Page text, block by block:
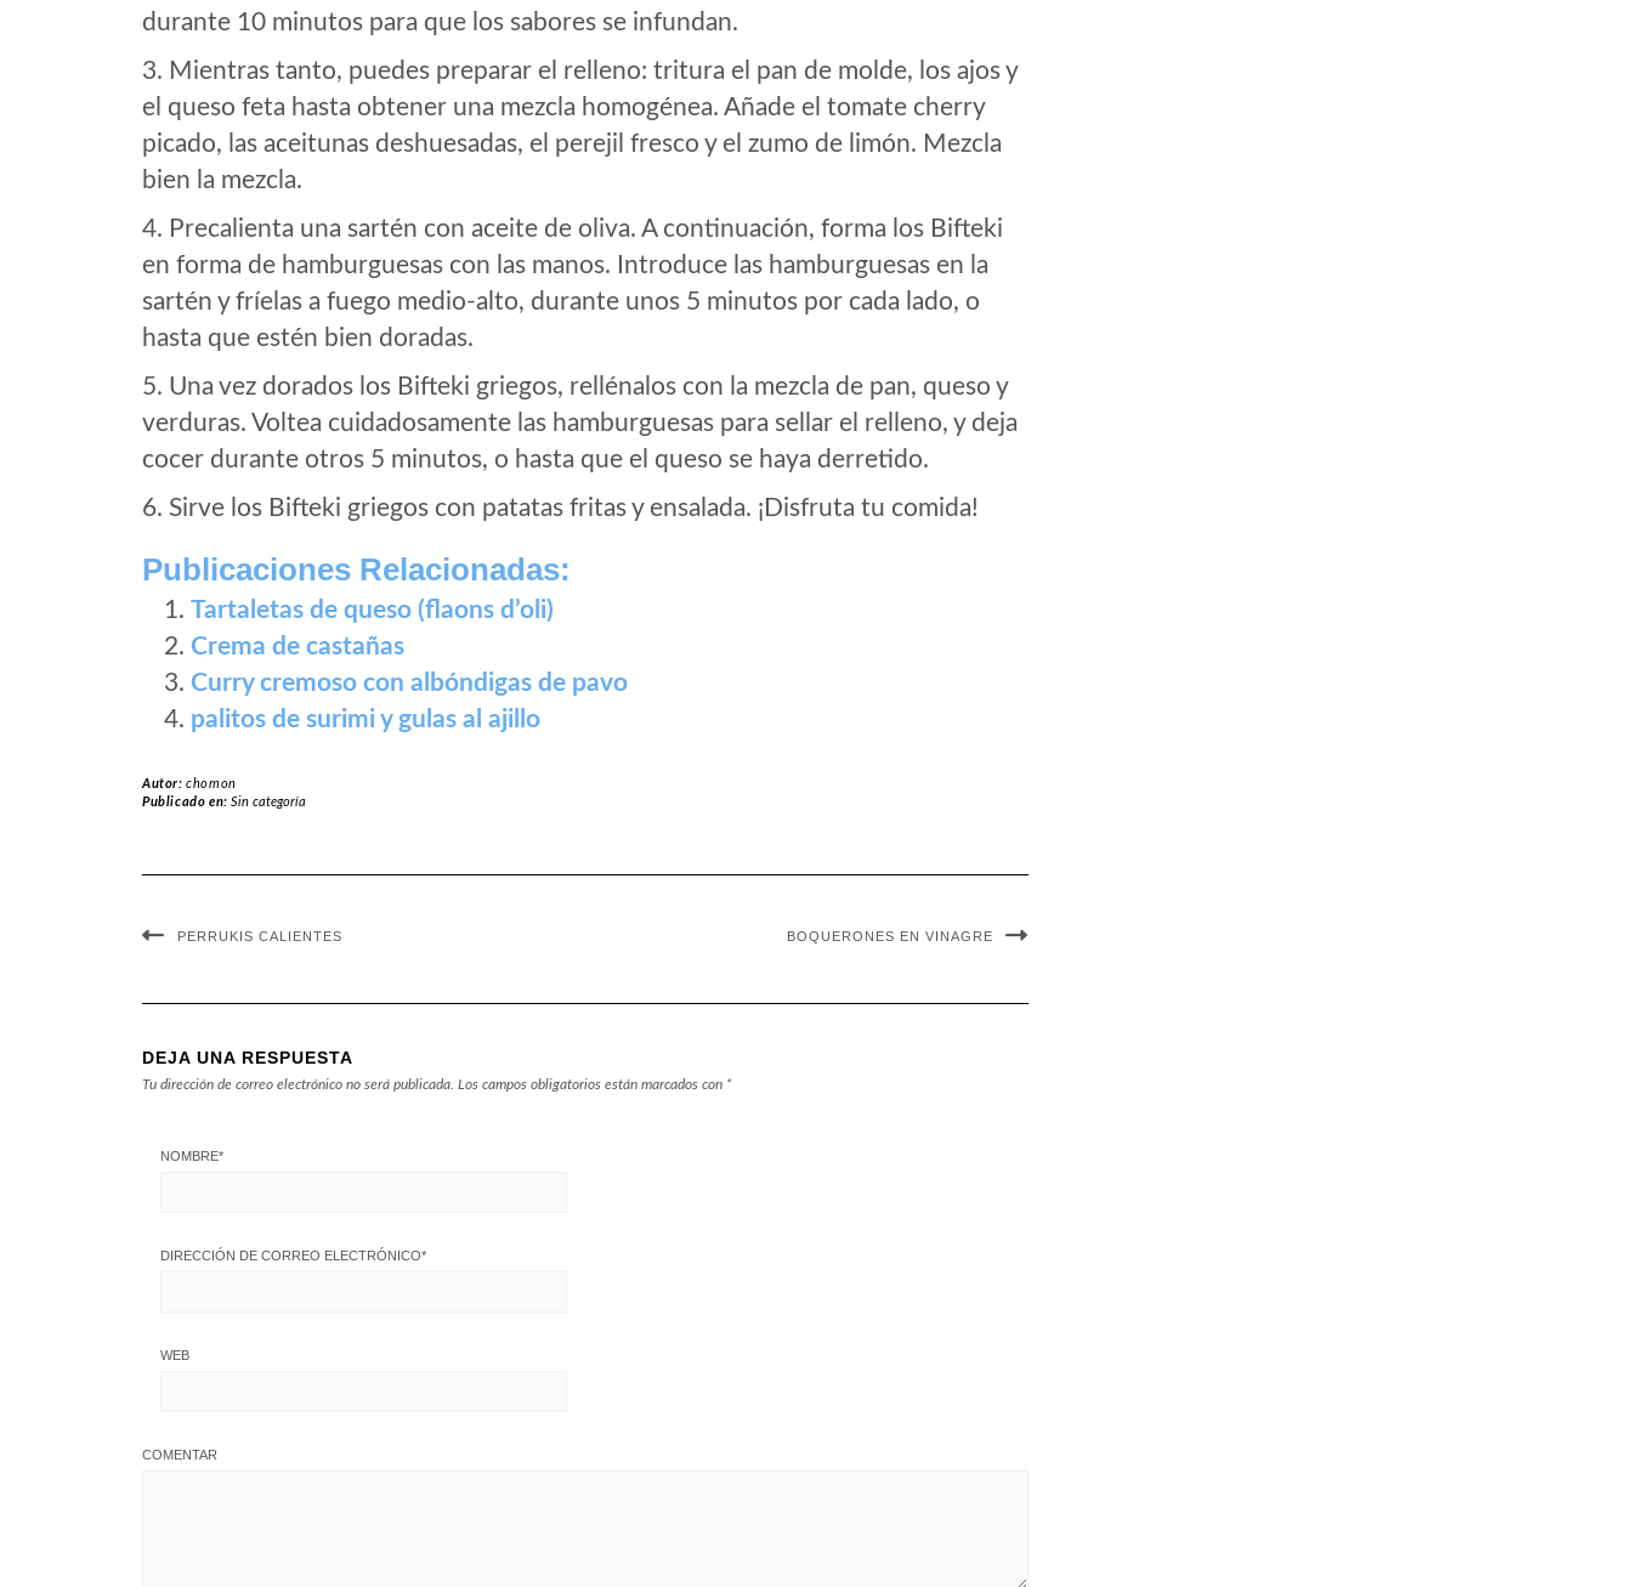
durante 10 minutos para que los sabores se infundan.
3. Mientras tanto, puedes preparar el relleno: tritura el pan de molde, los ajos y
el queso feta hasta obtener una mezcla homogénea. Añade el tomate cherry
picado, las aceitunas deshuesadas, el perejil fresco y el zumo de limón. Mezcla
bien la mezcla.
4. Precalienta una sartén con aceite de oliva. A continuación, forma los Bifteki
en forma de hamburguesas con las manos. Introduce las hamburguesas en la
sartén y fríelas a fuego medio-alto, durante unos 5 minutos por cada lado, o
hasta que estén bien doradas.
5. Una vez dorados los Bifteki griegos, rellénalos con la mezcla de pan, queso y
verduras. Voltea cuidadosamente las hamburguesas para sellar el relleno, y deja
cocer durante otros 5 minutos, o hasta que el queso se haya derretido.
6. Sirve los Bifteki griegos con patatas fritas y ensalada. ¡Disfruta tu comida!
Publicaciones Relacionadas:
Tartaletas de queso (flaons d’oli)
Crema de castañas
Curry cremoso con albóndigas de pavo
palitos de surimi y gulas al ajillo
Autor:chomon
Publicado en:Sin categoría
PERRUKIS CALIENTES BOQUERONES EN VINAGRE
DEJA UNA RESPUESTA
Tu dirección de correo electrónico no será publicada. Los campos obligatorios están marcados con *
NOMBRE*
DIRECCIÓN DE CORREO ELECTRÓNICO*
WEB
COMENTAR